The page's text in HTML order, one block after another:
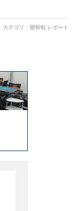
カテゴリ： 鸞和戦 レポート